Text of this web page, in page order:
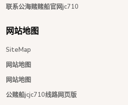
联系公海赌赌船官网jc710
网站地图
SiteMap
网站地图
网站地图
公赌船jcjc710线路网页版